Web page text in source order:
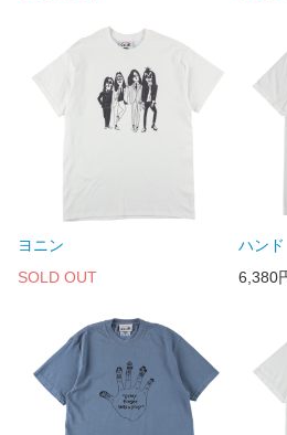
ヨニン
SOLD OUT
ハンド
6,380